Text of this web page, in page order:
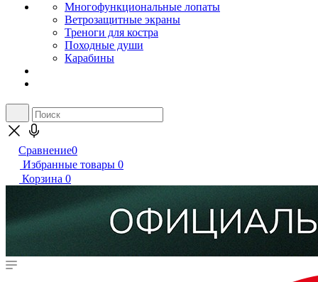
Многофункциональные лопаты
Ветрозащитные экраны
Треноги для костра
Походные души
Карабины
Сравнение0
Избранные товары 0
Корзина 0